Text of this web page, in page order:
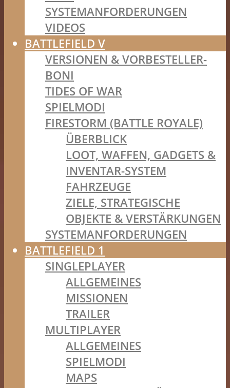
SYSTEMANFORDERUNGEN
VIDEOS
BATTLEFIELD V
VERSIONEN & VORBESTELLER-
BONI
TIDES OF WAR
SPIELMODI
FIRESTORM (BATTLE ROYALE)
ÜBERBLICK
LOOT, WAFFEN, GADGETS &
INVENTAR-SYSTEM
FAHRZEUGE
ZIELE, STRATEGISCHE
OBJEKTE & VERSTÄRKUNGEN
SYSTEMANFORDERUNGEN
BATTLEFIELD 1
SINGLEPLAYER
ALLGEMEINES
MISSIONEN
TRAILER
MULTIPLAYER
ALLGEMEINES
SPIELMODI
MAPS